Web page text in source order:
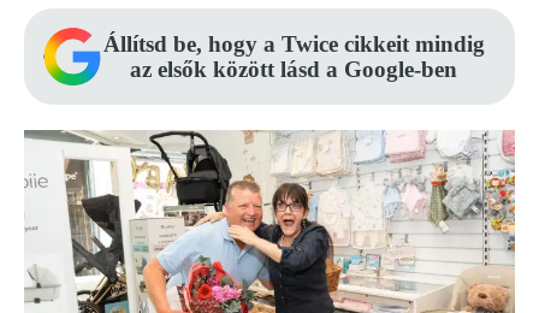
Állítsd be, hogy a Twice cikkeit mindig
az elsők között lásd a Google-ben